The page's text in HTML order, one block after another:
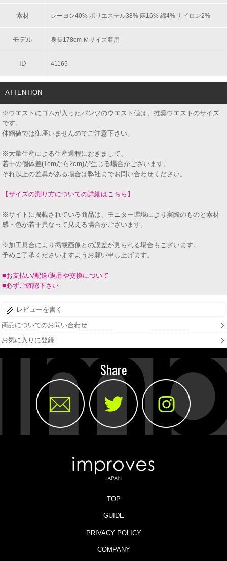
素材 レーヨン40% ポリエステル38% 麻16% 綿4% ナイロン2%
モデル 身長178cm Ｍサイズ着用
ID 41165
ATTENTION
※ウエストにゴムが入ったパンツのウエスト値は、推奨ウエストのサイズ
です。
伸縮値では御座いませんのでご注意下さい。
※大量生産による生産過程におきまして、
若干の個体差(1cmから2cm)が生じる場合がございます。
それ以上の差異がある場合は弊社までお問い合わせください。
【サイズの測り方についての詳細はこちら】
※サイトに掲載されている商品は、モニター環境により実際のものと素材
感・色が若干異なって見える場合がございます。
※加工具合により掲載画像との誤差が見られる場合もございます。
予めご了承くださいますようお願い申し上げます。
■お支払い/配送/返品や交換について
■必ずご確認下さい
レビューを書く
商品についてのお問い合わせ
お気に入りに登録
Share
TOP
GUIDE
PRIVACY POLICY
COMPANY